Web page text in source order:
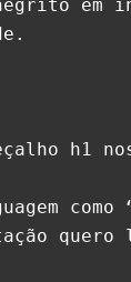
em
h1
quero